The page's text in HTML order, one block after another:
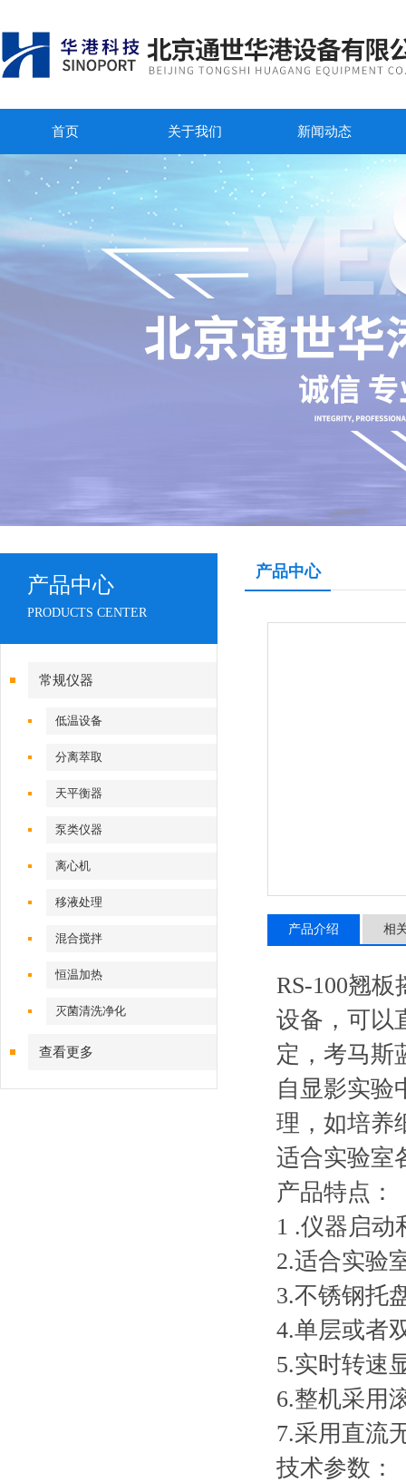
首页 关于我们 新闻动态
产品中心
PRODUCTS CENTER
常规仪器
低温设备
分离萃取
天平衡器
泵类仪器
离心机
移液处理
混合搅拌
恒温加热
灭菌清洗净化
查看更多
产品中心
产品介绍 相
RS-100翘
设备，可以
定，考马斯
自显影实验
理，如培养
适合实验室
产品特点：
1 .仪器启动
2.适合实验
3.不锈钢托
4.单层或者
5.实时转速
6.整机采用
7.采用直流
技术参数：